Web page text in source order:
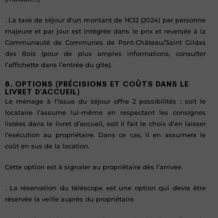
. La taxe de séjour d’un montant de 1€32 (2024) par personne
majeure et par jour est intégrée dans le prix et reversée à la
Communauté de Communes de Pont-Château/Saint Gildas
des Bois (pour de plus amples informations, consulter
l’affichette dans l’entrée du gîte).
8. OPTIONS (PRÉCISIONS ET COÛTS DANS LE
LIVRET D'ACCUEIL)
Le ménage à l’issue du séjour offre 2 possibilités : soit le
locataire l’assume lui-même en respectant les consignes
listées dans le livret d’accueil, soit il fait le choix d’en laisser
l’exécution au propriétaire. Dans ce cas, il en assumera le
coût en sus de la location.
Cette option est à signaler au propriétaire dès l’arrivée.
. La réservation du téléscope est une option qui devra être
réservée la veille auprès du propriétaire.